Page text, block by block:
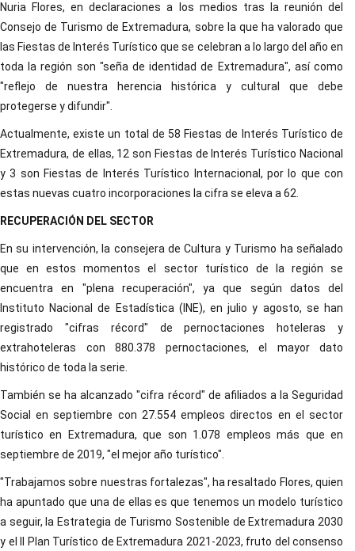
Nuria Flores, en declaraciones a los medios tras la reunión del
Consejo de Turismo de Extremadura, sobre la que ha valorado que
las Fiestas de Interés Turístico que se celebran a lo largo del año en
toda la región son "seña de identidad de Extremadura", así como
"reflejo de nuestra herencia histórica y cultural que debe
protegerse y difundir".
Actualmente, existe un total de 58 Fiestas de Interés Turístico de
Extremadura, de ellas, 12 son Fiestas de Interés Turístico Nacional
y 3 son Fiestas de Interés Turístico Internacional, por lo que con
estas nuevas cuatro incorporaciones la cifra se eleva a 62.
RECUPERACIÓN DEL SECTOR
En su intervención, la consejera de Cultura y Turismo ha señalado
que en estos momentos el sector turístico de la región se
encuentra en "plena recuperación", ya que según datos del
Instituto Nacional de Estadística (INE), en julio y agosto, se han
registrado "cifras récord" de pernoctaciones hoteleras y
extrahoteleras con 880.378 pernoctaciones, el mayor dato
histórico de toda la serie.
También se ha alcanzado "cifra récord" de afiliados a la Seguridad
Social en septiembre con 27.554 empleos directos en el sector
turístico en Extremadura, que son 1.078 empleos más que en
septiembre de 2019, "el mejor año turístico".
"Trabajamos sobre nuestras fortalezas", ha resaltado Flores, quien
ha apuntado que una de ellas es que tenemos un modelo turístico
a seguir, la Estrategia de Turismo Sostenible de Extremadura 2030
y el II Plan Turístico de Extremadura 2021-2023, fruto del consenso